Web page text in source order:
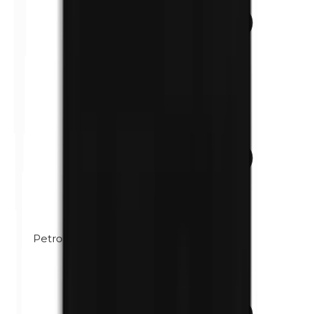
Petrolatum